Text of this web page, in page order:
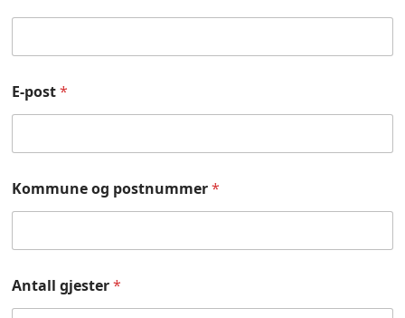
E-post*
Kommune og postnummer*
Antall gjester*